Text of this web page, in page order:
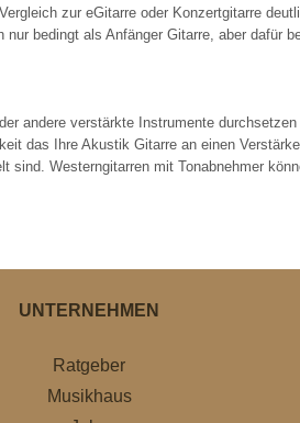
zur eGitarre oder Konzertgitarre
bedingt als Anfänger Gitarre, aber dafür
andere verstärkte Instrumente
das Ihre Akustik Gitarre an einen
sind. Westerngitarren mit Tonabnehmer
UNTERNEHMEN
Ratgeber
Musikhaus